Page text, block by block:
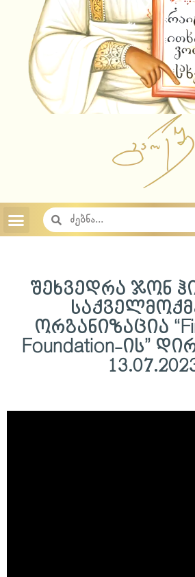
აუდიო
აუდიო
აუდიო
აუდიო
აუდიო
აუდიო
აუდიო
საიტის
შეხვედრა ჯონ
ორგანიზაცია
Foundation-ის”